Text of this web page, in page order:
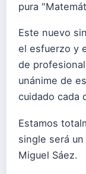
pura
Este nuevo
el esfuerzo y
de
unánime de
cuidado cada
Estamos
single será
Miguel Sáez.